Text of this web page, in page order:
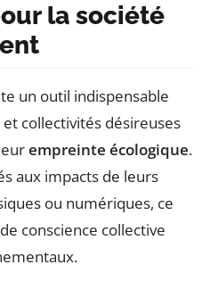
la société
un outil indispensable
collectivités désireuses
empreinte écologique.
aux impacts de leurs
ou numériques, ce
conscience collective